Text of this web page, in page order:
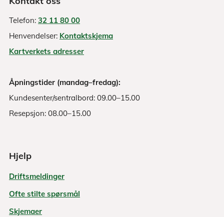
Telefon: 32 11 80 00
Henvendelser: Kontaktskjema
Kartverkets adresser
Åpningstider (mandag–fredag):
Kundesenter/sentralbord: 09.00–15.00
Resepsjon: 08.00–15.00
Hjelp
Driftsmeldinger
Ofte stilte spørsmål
Skjemaer